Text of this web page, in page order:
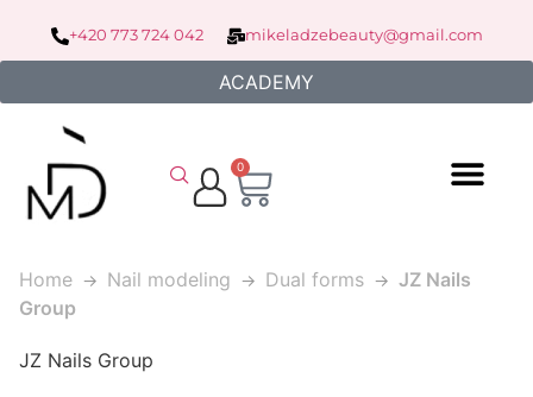
+420 773 724 042 mikeladzebeauty@gmail.com
ACADEMY
0
Home Nail modeling Dual forms
JZ Nails
Group
JZ Nails Group